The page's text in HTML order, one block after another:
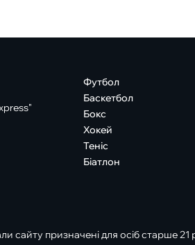
Футбол
Баскетбол
Бокс
Хокей
Теніс
Біатлон
сайту призначені для осіб старше 21